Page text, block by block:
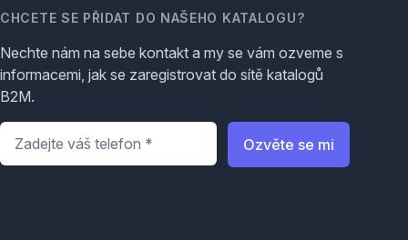
CHCETE SE PŘIDAT DO NAŠEHO KATALOGU?
Nechte nám na sebe kontakt a my se vám ozveme s
informacemi, jak se zaregistrovat do sítě katalogů
B2M.
Telefon
Ozvěte se mi